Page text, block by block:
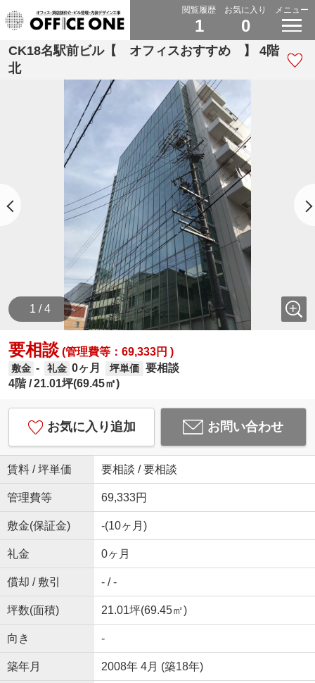
閲覧履歴
1
お気に入り
0
メニュー
CK18名駅前ビル【 オフィスおすすめ 】 4階
北
1 / 4
要相談(管理費等：69,333円 )
敷金 - 礼金 0ヶ月 坪単価 要相談
4階 21.01坪(69.45㎡)
お気に入り追加 お問い合わせ
賃料 / 坪単価 要相談 / 要相談
管理費等 69,333円
敷金(保証金) -(10ヶ月)
礼金 0ヶ月
償却 / 敷引 - / -
坪数(面積) 21.01坪(69.45㎡)
向き -
築年月 2008年 4月 (築18年)